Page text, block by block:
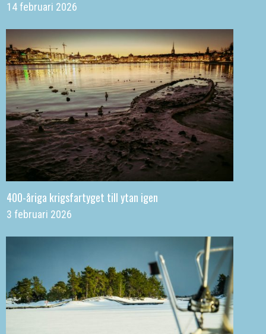
14 februari 2026
400-åriga krigsfartyget till ytan igen
3 februari 2026